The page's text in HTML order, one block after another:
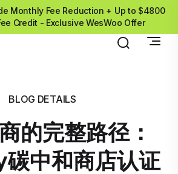
Monthly Fee Reduction + Up to $4800
Credit - Exclusive WesWoo Offer
BLOG DETAILS
的完整路径：
中和商店认证